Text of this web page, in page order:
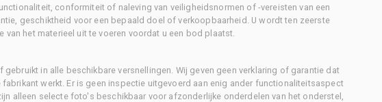
conformiteit of naleving van veiligheidsnormen of -vereisten van een
geschiktheid voor een bepaald doel of verkoopbaarheid. U wordt ten zeerste
het materieel uit te voeren voordat u een bod plaatst.
in alle beschikbare versnellingen. Wij geven geen verklaring of garantie dat
werkt. Er is geen inspectie uitgevoerd aan enig ander functionaliteitsaspect
alleen selecte foto's beschikbaar voor afzonderlijke onderdelen van het onderstel,